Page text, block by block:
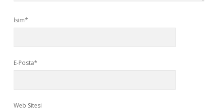
İsim*
E-Posta*
Web Sitesi